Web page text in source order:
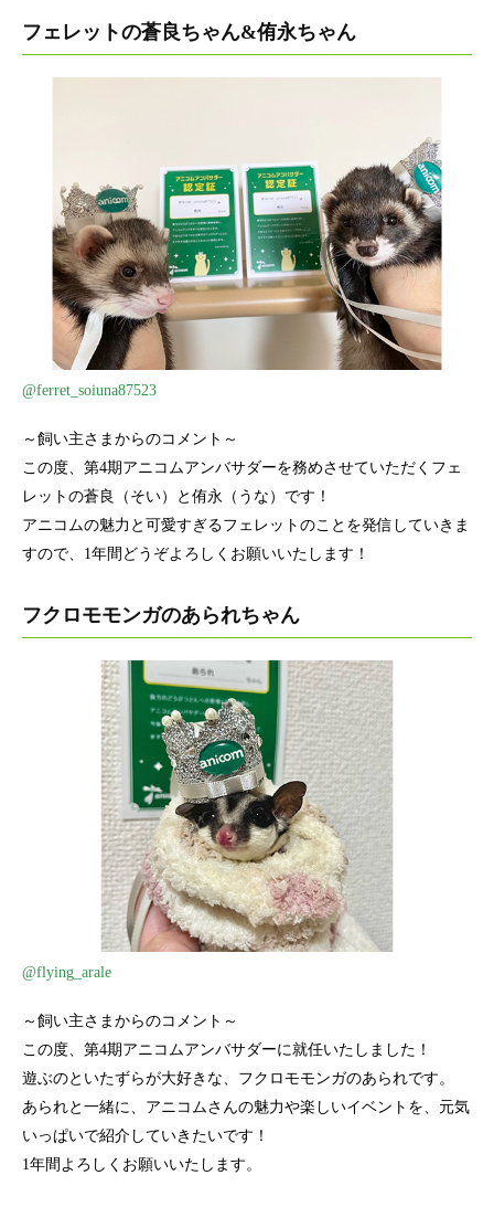
フェレットの蒼良ちゃん&侑永ちゃん
@ferret_soiuna87523
～飼い主さまからのコメント～
この度、第4期アニコムアンバサダーを務めさせていただくフェ
レットの蒼良（そい）と侑永（うな）です！
アニコムの魅力と可愛すぎるフェレットのことを発信していきま
すので、1年間どうぞよろしくお願いいたします！
フクロモモンガのあられちゃん
@flying_arale
～飼い主さまからのコメント～
この度、第4期アニコムアンバサダーに就任いたしました！
遊ぶのといたずらが大好きな、フクロモモンガのあられです。
あられと一緒に、アニコムさんの魅力や楽しいイベントを、元気
いっぱいで紹介していきたいです！
1年間よろしくお願いいたします。